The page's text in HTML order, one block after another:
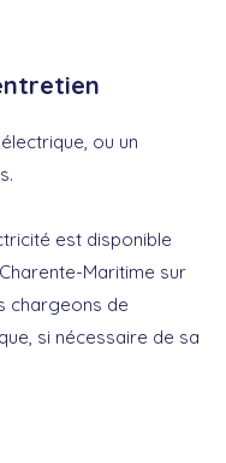
ou un
est disponible
Maritime sur
chargeons de
si nécessaire de sa